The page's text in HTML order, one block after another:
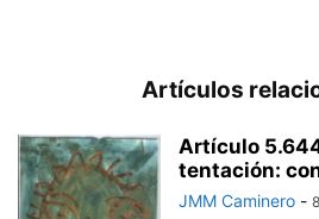
Artículos
Artículo
tentación:
JMM Caminero -